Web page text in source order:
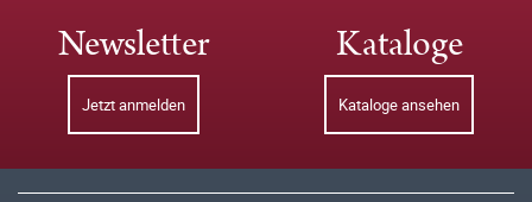
Newsletter
Jetzt anmelden
Kataloge
Kataloge ansehen